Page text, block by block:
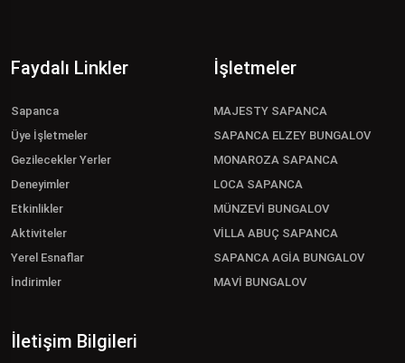
Faydalı Linkler
Sapanca
Üye İşletmeler
Gezilecekler Yerler
Deneyimler
Etkinlikler
Aktiviteler
Yerel Esnaflar
İndirimler
İşletmeler
MAJESTY SAPANCA
SAPANCA ELZEY BUNGALOV
MONAROZA SAPANCA
LOCA SAPANCA
MÜNZEVİ BUNGALOV
VİLLA ABUÇ SAPANCA
SAPANCA AGİA BUNGALOV
MAVİ BUNGALOV
İletişim Bilgileri